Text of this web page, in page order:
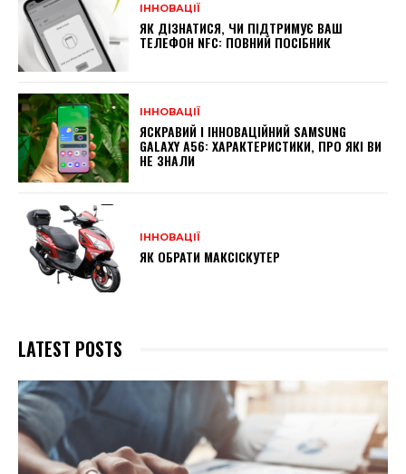
ІННОВАЦІЇ
ЯК ДІЗНАТИСЯ, ЧИ ПІДТРИМУЄ ВАШ
ТЕЛЕФОН NFC: ПОВНИЙ ПОСІБНИК
ІННОВАЦІЇ
ЯСКРАВИЙ І ІННОВАЦІЙНИЙ SAMSUNG
GALAXY A56: ХАРАКТЕРИСТИКИ, ПРО ЯКІ ВИ
НЕ ЗНАЛИ
ІННОВАЦІЇ
ЯК ОБРАТИ МАКСІСКУТЕР
LATEST POSTS